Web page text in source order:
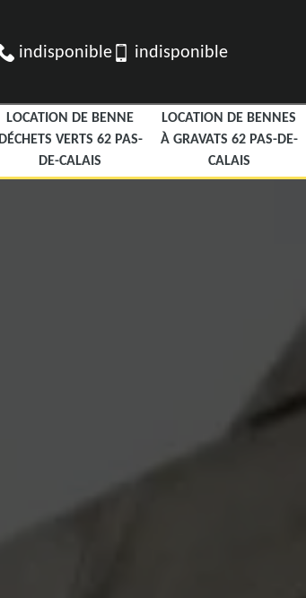
indisponible indisponible
LOCATION DE BENNE
DÉCHETS VERTS 62 PAS-
DE-CALAIS
LOCATION DE BENNES
À GRAVATS 62 PAS-DE-
CALAIS